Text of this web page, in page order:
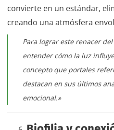
convierte en un estándar,
creando una atmósfera
Para lograr este renacer
entender cómo la luz
concepto que portales
destacan en sus últimos
emocional.»